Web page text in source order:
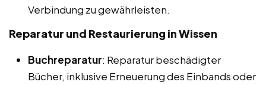
Verbindung zu gewährleisten.
Reparatur und Restaurierung in Wissen
Buchreparatur: Reparatur beschädigter
Bücher, inklusive Erneuerung des Einbands oder